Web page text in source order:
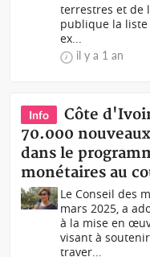
terrestres et de
publique la
ex...
il y a 1 an
Info
Côte
70.000
dans le
monétaires au
Le Conseil des
mars 2025, a
à la mise en
visant à
traver...